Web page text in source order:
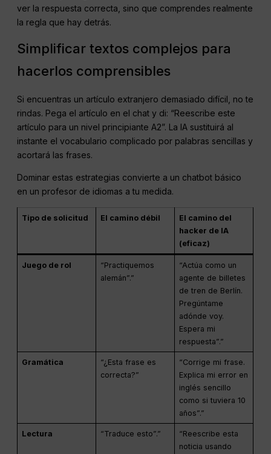
ver la respuesta correcta, sino que comprendes realmente
la regla que hay detrás.
Simplificar textos complejos para
hacerlos comprensibles
Si encuentras un artículo extranjero demasiado difícil, no te
rindas. Pega el artículo en el chat y di: “Reescribe este
artículo para un nivel principiante A2”. La IA sustituirá al
instante el vocabulario complicado por palabras sencillas y
acortará las frases.
Dominar estas estrategias convierte a un chatbot básico
en un profesor de idiomas a tu medida.
Tipo de solicitud El camino débil
El camino del
hacker de IA
(eficaz)
Juego de rol
“Practiquemos
alemán”.”
“Actúa como un
agente de billetes
de tren de Berlín.
Pregúntame
adónde voy.
Espera mi
respuesta”.”
Gramática
“¿Esta frase es
correcta?”
“Corrige mi frase.
Explica mi error en
inglés sencillo
como si tuviera 10
años”.”
Lectura “Traduce esto”.”
“Reescribe esta
noticia usando